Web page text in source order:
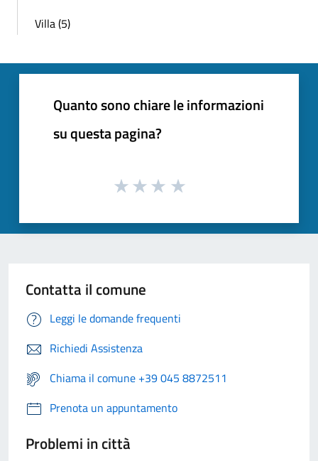
Villa (5)
Quanto sono chiare le informazioni
su questa pagina?
Contatta il comune
Leggi le domande frequenti
Richiedi Assistenza
Chiama il comune +39 045 8872511
Prenota un appuntamento
Problemi in città